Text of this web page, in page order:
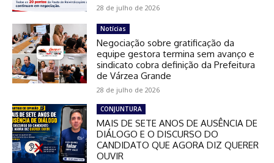
28 de julho de 2026
Notícias
Negociação sobre gratificação da
equipe gestora termina sem avanço e
sindicato cobra definição da Prefeitura
de Várzea Grande
28 de julho de 2026
CONJUNTURA
MAIS DE SETE ANOS DE AUSÊNCIA DE
DIÁLOGO E O DISCURSO DO
CANDIDATO QUE AGORA DIZ QUERER
OUVIR